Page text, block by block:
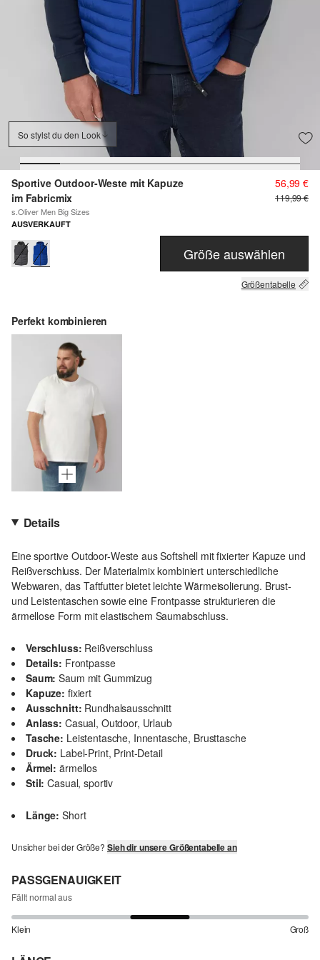
So stylst du den Look
Sportive Outdoor-Weste mit Kapuze
im Fabricmix
s.Oliver Men Big Sizes
56,99 €
119,99 €
AUSVERKAUFT
Größe auswählen
Größentabelle
Perfekt kombinieren
Details
Eine sportive Outdoor-Weste aus Softshell mit fixierter Kapuze und
Reißverschluss. Der Materialmix kombiniert unterschiedliche
Webwaren, das Taftfutter bietet leichte Wärmeisolierung. Brust-
und Leistentaschen sowie eine Frontpasse strukturieren die
ärmellose Form mit elastischem Saumabschluss.
Verschluss: Reißverschluss
Details: Frontpasse
Saum: Saum mit Gummizug
Kapuze: fixiert
Ausschnitt: Rundhalsausschnitt
Anlass: Casual, Outdoor, Urlaub
Tasche: Leistentasche, Innentasche, Brusttasche
Druck: Label-Print, Print-Detail
Ärmel: ärmellos
Stil: Casual, sportiv
Länge: Short
Unsicher bei der Größe? Sieh dir unsere Größentabelle an
PASSGENAUIGKEIT
Fällt normal aus
Klein Groß